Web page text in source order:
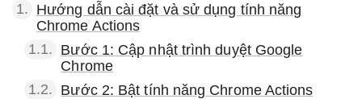
1. Hướng dẫn cài đặt và sử dụng tính năng
Chrome Actions
1.1. Bước 1: Cập nhật trình duyệt Google
Chrome
1.2. Bước 2: Bật tính năng Chrome Actions